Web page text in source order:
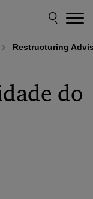
Restructuring
do